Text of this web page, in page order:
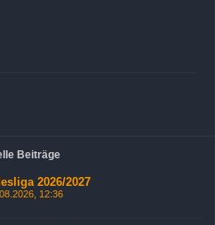
Beiträge
2026/2027
12:36